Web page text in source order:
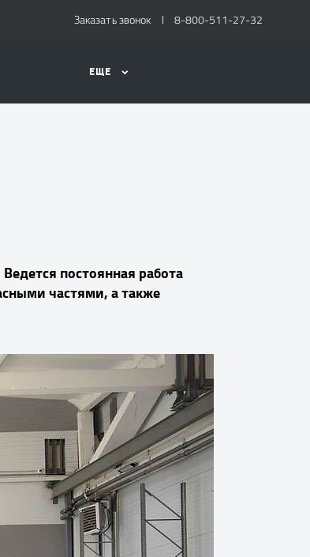
Заказать звонок 8-800-511-27-32
ЕЩЕ
постоянная работа
частями, а также